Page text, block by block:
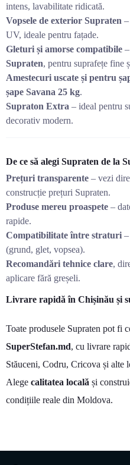
intens, lavabilitate ridicată.
Vopsele de exterior Supraten
UV, ideale pentru fațade.
Gleturi și amorse compatibile
Supraten, pentru suprafețe fine
Amestecuri uscate și pentru
șape Savana 25 kg.
Supraton Extra – ideal pentru
decorativ modern.
De ce să alegi Supraten de la
Prețuri transparente – vezi
construcție prețuri Supraten.
Produse mereu proaspete –
rapide.
Compatibilitate între straturi
(grund, glet, vopsea).
Recomandări tehnice clare,
aplicare fără greșeli.
Livrare rapidă în Chișinău și
Toate produsele Supraten pot fi
SuperStefan.md, cu livrare
Stăuceni, Codru, Cricova și alte
Alege calitatea locală și
condițiile reale din Moldova.